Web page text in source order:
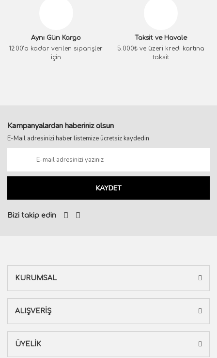
Aynı Gün Kargo
12:00’a kadar verilen siparişler
için
Taksit ve Havale
5.000₺ ve üzeri kredi kartına
taksit
Kampanyalardan haberiniz olsun
E-Mail adresinizi haber listemize ücretsiz kaydedin
KAYDET
Bizi takip edin
KURUMSAL
ALIŞVERİŞ
ÜYELİK